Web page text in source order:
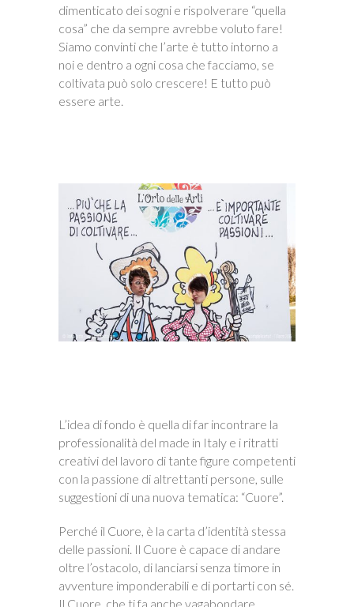
dimenticato dei sogni e rispolverare “quella
cosa” che da sempre avrebbe voluto fare!
Siamo convinti che l’arte è tutto intorno a
noi e dentro a ogni cosa che facciamo, se
coltivata può solo crescere! E tutto può
essere arte.
L’idea di fondo è quella di far incontrare la
professionalità del made in Italy e i ritratti
creativi del lavoro di tante figure competenti
con la passione di altrettanti persone, sulle
suggestioni di una nuova tematica: “Cuore”.
Perché il Cuore, è la carta d’identità stessa
delle passioni. Il Cuore è capace di andare
oltre l’ostacolo, di lanciarsi senza timore in
avventure imponderabili e di portarti con sé.
Il Cuore, che ti fa anche vagabondare